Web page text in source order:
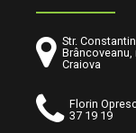
Str. Constantin
Brâncoveanu,
Craiova
Florin
37 19 19